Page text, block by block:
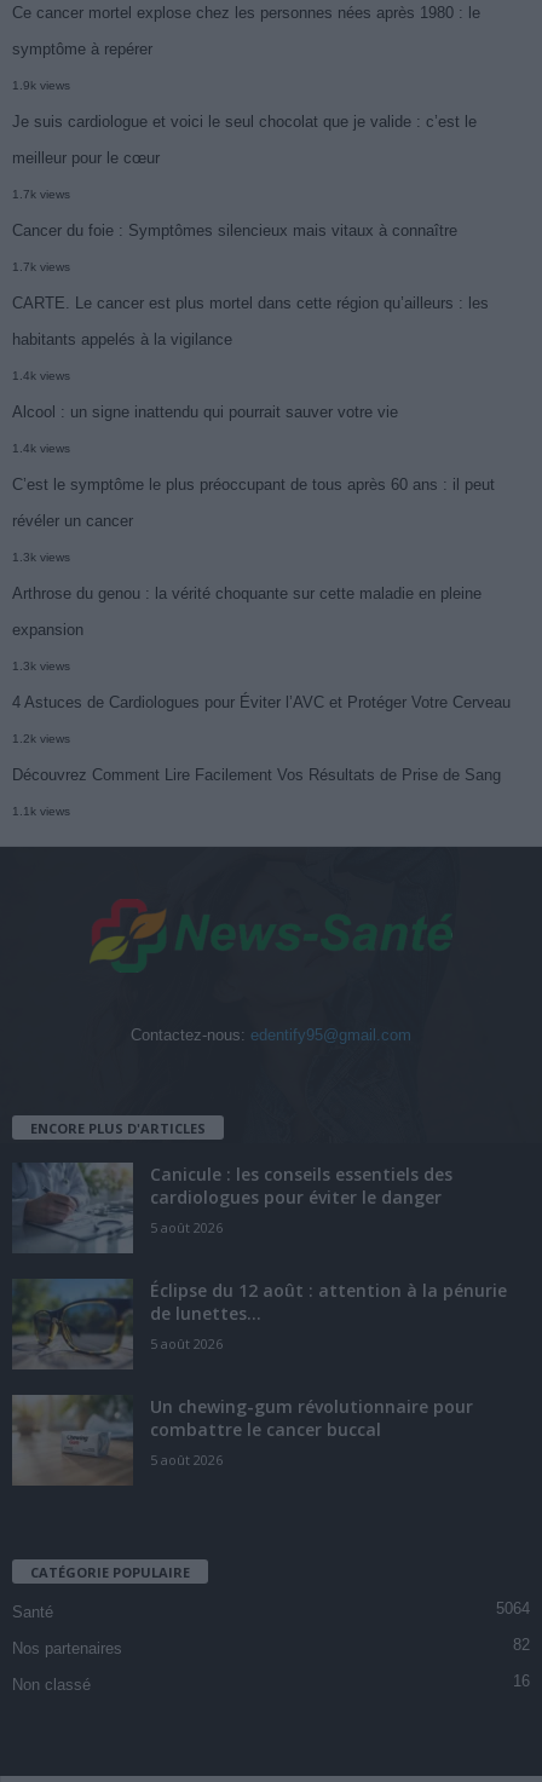
Ce cancer mortel explose chez les personnes nées après 1980 : le
symptôme à repérer
1.9k views
Je suis cardiologue et voici le seul chocolat que je valide : c’est le
meilleur pour le cœur
1.7k views
Cancer du foie : Symptômes silencieux mais vitaux à connaître
1.7k views
CARTE. Le cancer est plus mortel dans cette région qu’ailleurs : les
habitants appelés à la vigilance
1.4k views
Alcool : un signe inattendu qui pourrait sauver votre vie
1.4k views
C’est le symptôme le plus préoccupant de tous après 60 ans : il peut
révéler un cancer
1.3k views
Arthrose du genou : la vérité choquante sur cette maladie en pleine
expansion
1.3k views
4 Astuces de Cardiologues pour Éviter l’AVC et Protéger Votre Cerveau
1.2k views
Découvrez Comment Lire Facilement Vos Résultats de Prise de Sang
1.1k views
Contactez-nous: edentify95@gmail.com
ENCORE PLUS D'ARTICLES
Canicule : les conseils essentiels des
cardiologues pour éviter le danger
5 août 2026
Éclipse du 12 août : attention à la pénurie
de lunettes...
5 août 2026
Un chewing-gum révolutionnaire pour
combattre le cancer buccal
5 août 2026
CATÉGORIE POPULAIRE
Santé 5064
Nos partenaires 82
Non classé 16